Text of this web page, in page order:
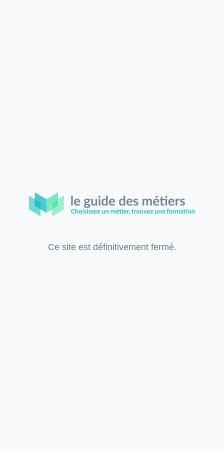
Ce site est définitivement fermé.